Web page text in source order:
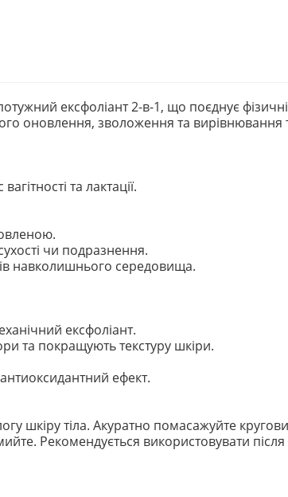
ексфоліант 2-в-1, що поєднує фізичні
оновлення, зволоження та вирівнювання
та лактації.
чи подразнення.
навколишнього середовища.
ексфоліант.
та покращують текстуру шкіри.
ефект.
шкіру тіла. Акуратно помасажуйте
Рекомендується використовувати